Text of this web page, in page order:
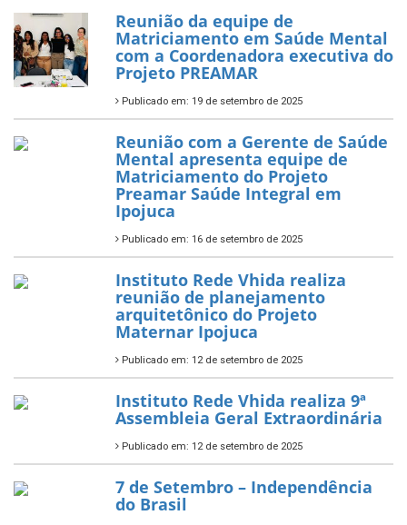
Reunião da equipe de
Matriciamento em Saúde Mental
com a Coordenadora executiva do
Projeto PREAMAR
Publicado em: 19 de setembro de 2025
Reunião com a Gerente de Saúde
Mental apresenta equipe de
Matriciamento do Projeto
Preamar Saúde Integral em
Ipojuca
Publicado em: 16 de setembro de 2025
Instituto Rede Vhida realiza
reunião de planejamento
arquitetônico do Projeto
Maternar Ipojuca
Publicado em: 12 de setembro de 2025
Instituto Rede Vhida realiza 9ª
Assembleia Geral Extraordinária
Publicado em: 12 de setembro de 2025
7 de Setembro – Independência
do Brasil